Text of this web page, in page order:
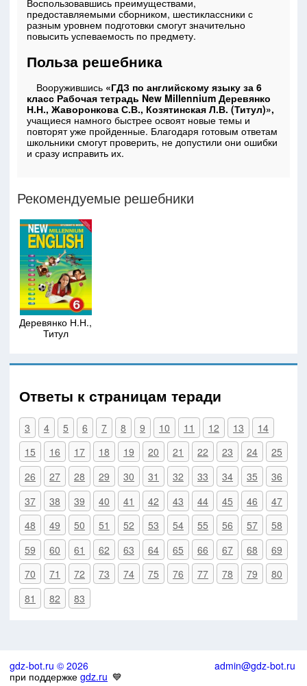
предоставляемыми сборником, шестиклассники с
разным уровнем подготовки смогут значительно
повысить успеваемость по предмету.
Польза решебника
Вооружившись «ГДЗ по английскому языку за 6
класс Рабочая тетрадь New Millennium Деревянко
Н.Н., Жаворонкова С.В., Козятинская Л.В. (Титул)»,
учащиеся намного быстрее освоят новые темы и
повторят уже пройденные. Благодаря готовым ответам
школьники смогут проверить, не допустили они ошибки
и сразу исправить их.
Рекомендуемые решебники
Деревянко Н.Н.,
Титул
Ответы к страницам теради
3 4 5 6 7 8 9 10 11 12 13
14
15
16 17 18 19 20 21 22 23 24
25
26
27 28 29 30 31 32 33 34 35
36
37
38 39 40 41 42 43 44 45 46
47
48
49 50 51 52 53 54 55 56 57
58
59
60 61 62 63 64 65 66 67 68
69
70
71 72 73 74 75 76 77 78 79
80
81
82 83
admin@gdz-bot.ru
gdz-bot.ru © 2026
при поддержке gdz.ru 💙